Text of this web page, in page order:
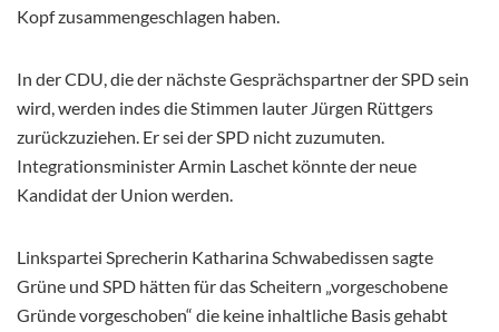
Kopf zusammengeschlagen haben.
In der CDU, die der nächste Gesprächspartner der SPD sein
wird, werden indes die Stimmen lauter Jürgen Rüttgers
zurückzuziehen. Er sei der SPD nicht zuzumuten.
Integrationsminister Armin Laschet könnte der neue
Kandidat der Union werden.
Linkspartei Sprecherin Katharina Schwabedissen sagte
Grüne und SPD hätten für das Scheitern „vorgeschobene
Gründe vorgeschoben“ die keine inhaltliche Basis gehabt